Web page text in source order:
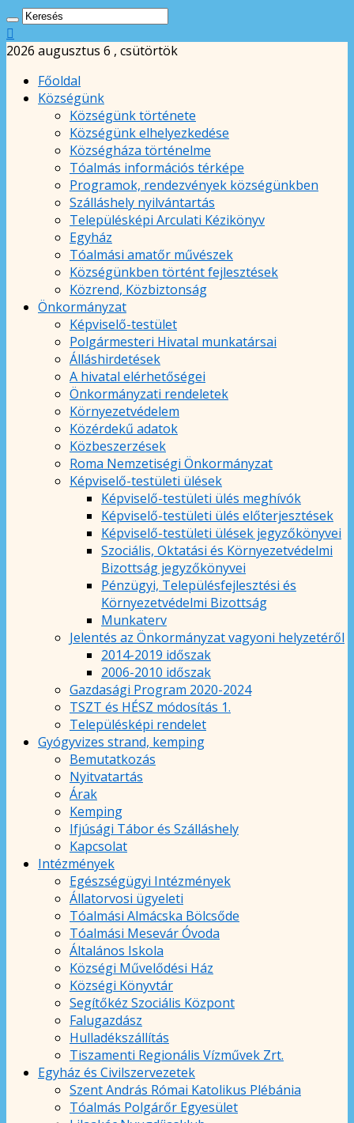
2026 augusztus 6 , csütörtök
Főoldal
Községünk
Községünk története
Községünk elhelyezkedése
Községháza történelme
Tóalmás információs térképe
Programok, rendezvények községünkben
Szálláshely nyilvántartás
Településképi Arculati Kézikönyv
Egyház
Tóalmási amatőr művészek
Községünkben történt fejlesztések
Közrend, Közbiztonság
Önkormányzat
Képviselő-testület
Polgármesteri Hivatal munkatársai
Álláshirdetések
A hivatal elérhetőségei
Önkormányzati rendeletek
Környezetvédelem
Közérdekű adatok
Közbeszerzések
Roma Nemzetiségi Önkormányzat
Képviselő-testületi ülések
Képviselő-testületi ülés meghívók
Képviselő-testületi ülés előterjesztések
Képviselő-testületi ülések jegyzőkönyvei
Szociális, Oktatási és Környezetvédelmi
Bizottság jegyzőkönyvei
Pénzügyi, Településfejlesztési és
Környezetvédelmi Bizottság
Munkaterv
Jelentés az Önkormányzat vagyoni helyzetéről
2014-2019 időszak
2006-2010 időszak
Gazdasági Program 2020-2024
TSZT és HÉSZ módosítás 1.
Településképi rendelet
Gyógyvizes strand, kemping
Bemutatkozás
Nyitvatartás
Árak
Kemping
Ifjúsági Tábor és Szálláshely
Kapcsolat
Intézmények
Egészségügyi Intézmények
Állatorvosi ügyeleti
Tóalmási Almácska Bölcsőde
Tóalmási Mesevár Óvoda
Általános Iskola
Községi Művelődési Ház
Községi Könyvtár
Segítőkéz Szociális Központ
Falugazdász
Hulladékszállítás
Tiszamenti Regionális Vízművek Zrt.
Egyház és Civilszervezetek
Szent András Római Katolikus Plébánia
Tóalmás Polgárőr Egyesület